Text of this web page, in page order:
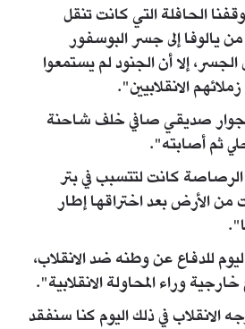
الحافلة التي كانت تنقل
يالوفا إلى جسر البوسفور
الجسر، إلا أن الجنود لم يستمعوا
الانقلابيين".
صديقي صافي خلف شاحنة
ثم أصابته".
كانت لتتسبب في بتر
من الأرض بعد اختراقها إطار
للدفاع عن وطنه ضد الانقلاب،
وراء المحاولة الانقلابية".
الانقلاب في ذلك اليوم كنا سنفقد